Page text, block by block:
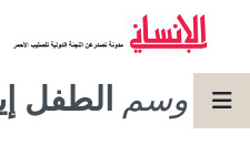
وسم الطفل